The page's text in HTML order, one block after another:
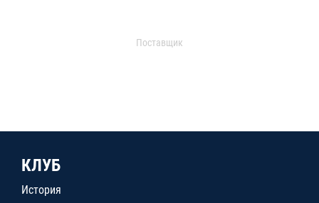
Поставщик
КЛУБ
История